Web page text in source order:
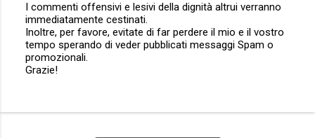
P
o
s
t
a
c
I commenti offensivi e lesivi della dignità altrui verranno
immediatamente cestinati.
Inoltre, per favore, evitate di far perdere il mio e il vostro
tempo sperando di veder pubblicati messaggi Spam o
promozionali.
Grazie!